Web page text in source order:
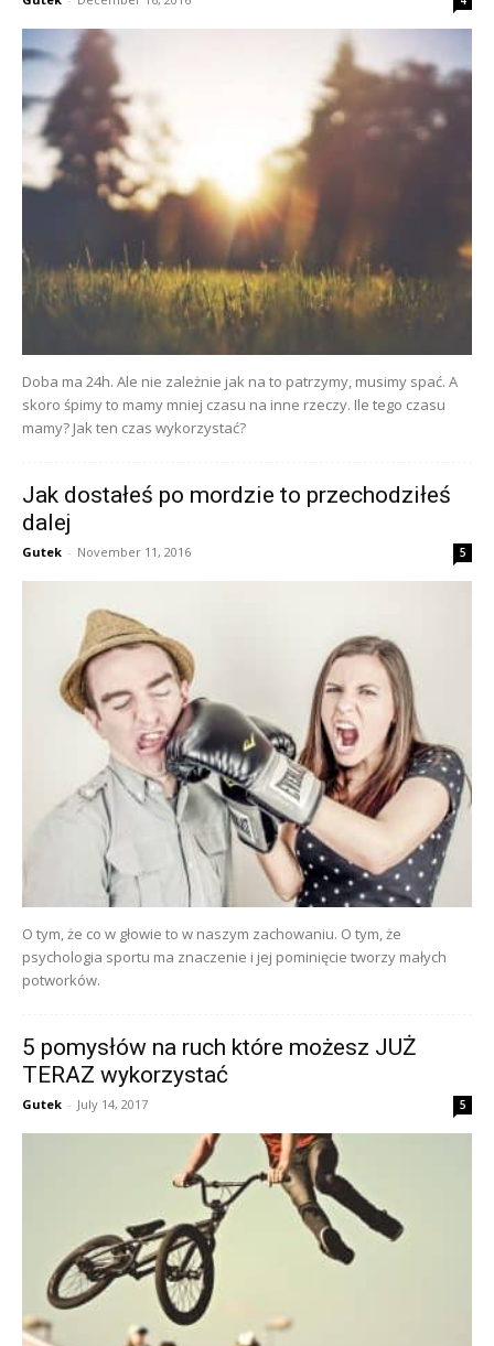
Doba ma 24h. Ale nie zależnie jak na to patrzymy, musimy spać. A
skoro śpimy to mamy mniej czasu na inne rzeczy. Ile tego czasu
mamy? Jak ten czas wykorzystać?
Jak dostałeś po mordzie to przechodziłeś
dalej
Gutek - November 11, 2016 5
O tym, że co w głowie to w naszym zachowaniu. O tym, że
psychologia sportu ma znaczenie i jej pominięcie tworzy małych
potworków.
5 pomysłów na ruch które możesz JUŻ
TERAZ wykorzystać
Gutek - July 14, 2017 5